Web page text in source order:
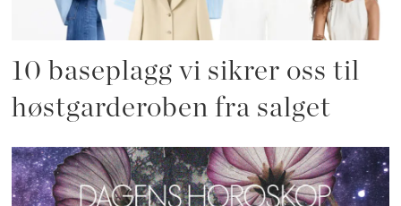
10 baseplagg vi sikrer oss til
høstgarderoben fra salget